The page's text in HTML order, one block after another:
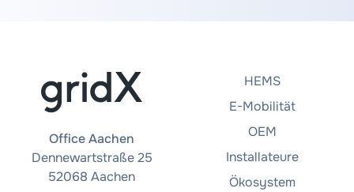
Office Aachen
Dennewartstraße 25
52068 Aachen
HEMS
E-Mobilität
OEM
Installateure
Ökosystem